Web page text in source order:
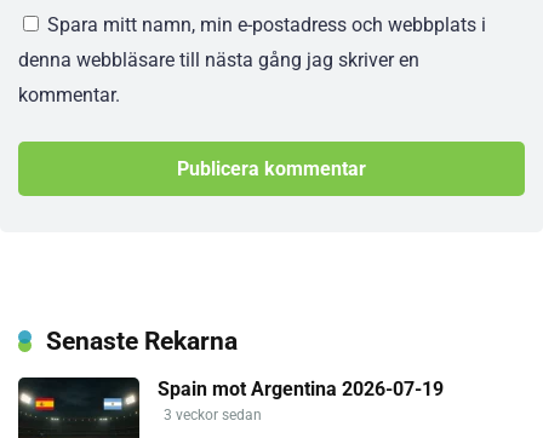
Spara mitt namn, min e-postadress och webbplats i
denna webbläsare till nästa gång jag skriver en
kommentar.
Senaste Rekarna
Spain mot Argentina 2026-07-19
3 veckor sedan